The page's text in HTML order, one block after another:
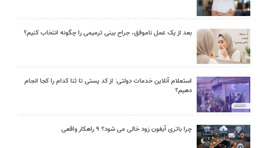
بعد از یک عمل ناموفق، جراح بینی ترمیمی را چگونه انتخاب کنیم؟
استعلام آنلاین خدمات دولتی: از کد پستی تا ثنا کدام را کجا انجام
دهیم؟
چرا باتری آیفون زود خالی می شود؟ ۹ راهکار واقعی